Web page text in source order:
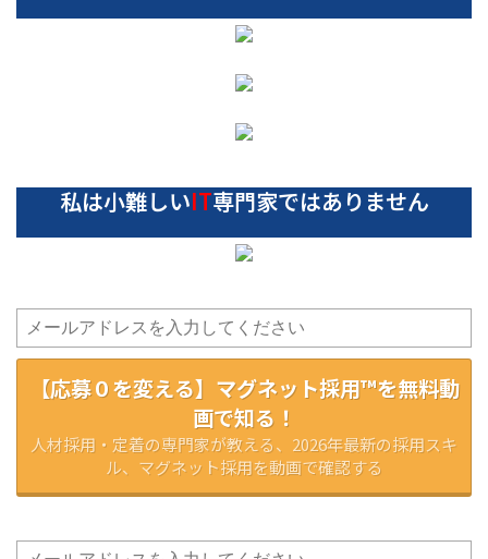
私は小難しいIT専門家ではありません
【応募０を変える】マグネット採用™を無料動
画で知る！
人材採用・定着の専門家が教える、2026年最新の採用スキ
ル、マグネット採用を動画で確認する